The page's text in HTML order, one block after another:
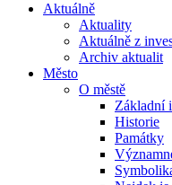
Aktuálně
Aktuality
Aktuálně z
Archiv aktualit
Město
O městě
Základní
Historie
Památky